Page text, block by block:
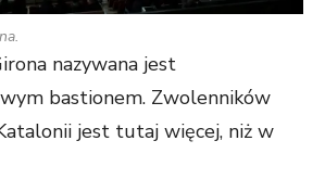
nazywana jest
bastionem. Zwolenników
jest tutaj więcej, niż w